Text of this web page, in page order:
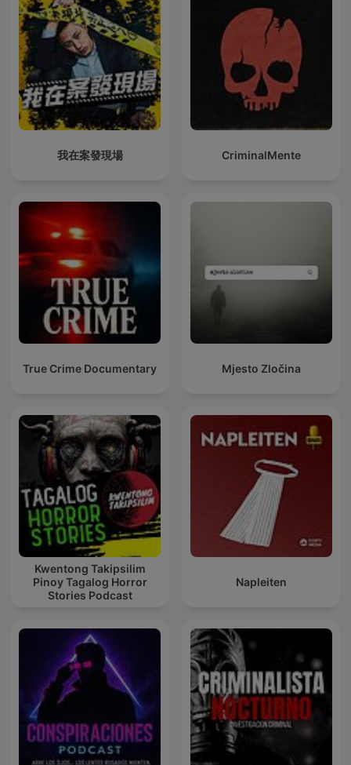
我在案發現場 CriminalMente
True Crime Documentary Mjesto Zločina
Kwentong Takipsilim
Pinoy Tagalog Horror
Stories Podcast
Napleiten